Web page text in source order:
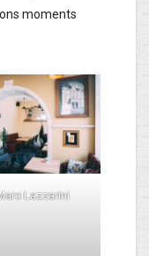
moments
Lazzarini